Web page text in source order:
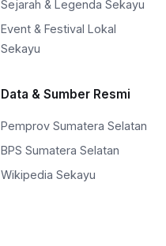
Sejarah & Legenda Sekayu
Event & Festival Lokal
Sekayu
Data & Sumber Resmi
Pemprov Sumatera Selatan
BPS Sumatera Selatan
Wikipedia Sekayu